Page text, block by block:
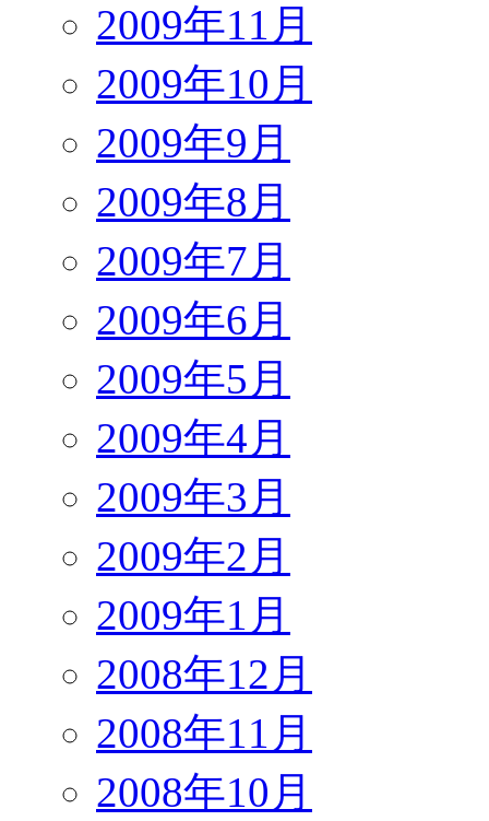
2009年11月
2009年10月
2009年9月
2009年8月
2009年7月
2009年6月
2009年5月
2009年4月
2009年3月
2009年2月
2009年1月
2008年12月
2008年11月
2008年10月